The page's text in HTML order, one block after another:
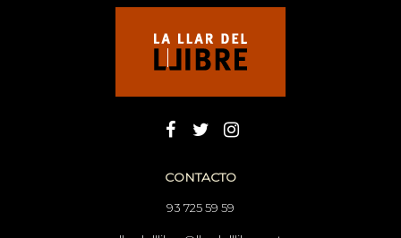
CONTACTO
93 725 59 59